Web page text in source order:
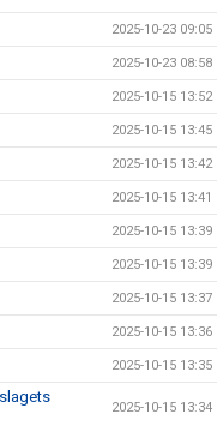
2025-10-23 09:05
2025-10-23 08:58
2025-10-15 13:52
2025-10-15 13:45
2025-10-15 13:42
2025-10-15 13:41
2025-10-15 13:39
2025-10-15 13:39
2025-10-15 13:37
2025-10-15 13:36
2025-10-15 13:35
2025-10-15 13:34